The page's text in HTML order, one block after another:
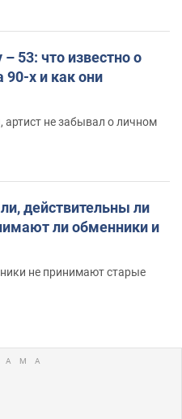
53: что известно о
90-х и как они
артист не забывал о личном
действительны ли
ли обменники и
не принимают старые